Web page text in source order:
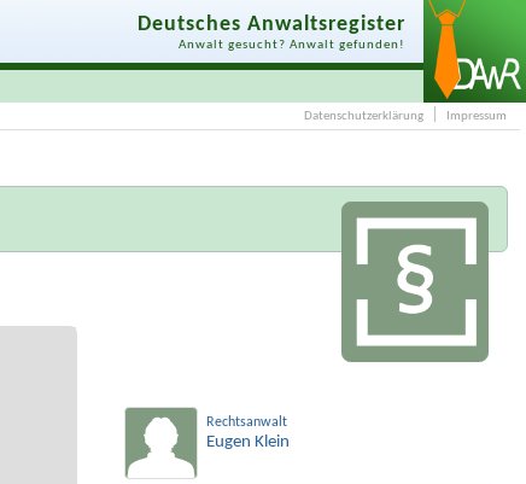
Deutsches Anwaltsregister
Anwalt gesucht? Anwalt gefunden!
Datenschutzerklärung Impressum
Rechtsanwalt
Eugen Klein